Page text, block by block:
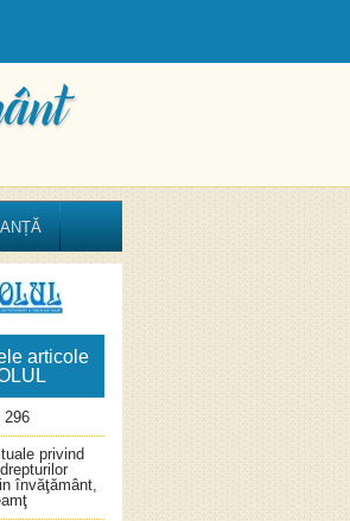
articole
296
privind
învăţământ,